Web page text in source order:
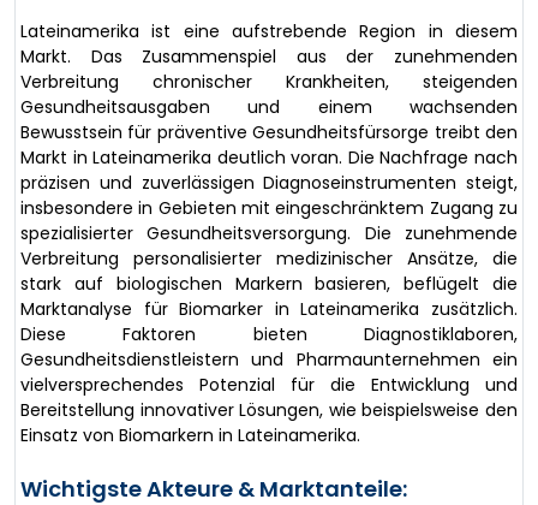
Lateinamerika ist eine aufstrebende Region in diesem
Markt. Das Zusammenspiel aus der zunehmenden
Verbreitung chronischer Krankheiten, steigenden
Gesundheitsausgaben und einem wachsenden
Bewusstsein für präventive Gesundheitsfürsorge treibt den
Markt in Lateinamerika deutlich voran. Die Nachfrage nach
präzisen und zuverlässigen Diagnoseinstrumenten steigt,
insbesondere in Gebieten mit eingeschränktem Zugang zu
spezialisierter Gesundheitsversorgung. Die zunehmende
Verbreitung personalisierter medizinischer Ansätze, die
stark auf biologischen Markern basieren, beflügelt die
Marktanalyse für Biomarker in Lateinamerika zusätzlich.
Diese Faktoren bieten Diagnostiklaboren,
Gesundheitsdienstleistern und Pharmaunternehmen ein
vielversprechendes Potenzial für die Entwicklung und
Bereitstellung innovativer Lösungen, wie beispielsweise den
Einsatz von Biomarkern in Lateinamerika.
Wichtigste Akteure & Marktanteile: